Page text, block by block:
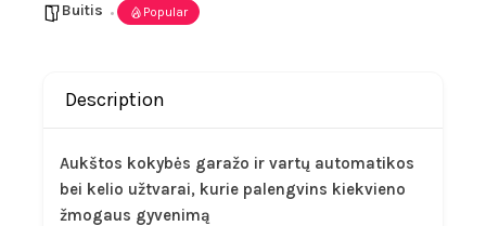
Buitis Popular
Description
Aukštos kokybės garažo ir vartų automatikos
bei kelio užtvarai, kurie palengvins kiekvieno
žmogaus gyvenimą